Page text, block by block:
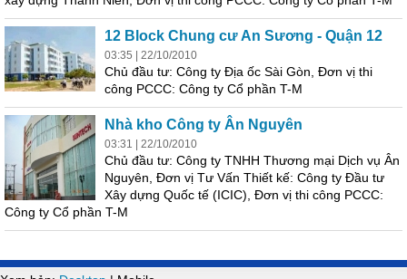
12 Block Chung cư An Sương - Quận 12
03:35 | 22/10/2010
Chủ đầu tư: Công ty Địa ốc Sài Gòn, Đơn vị thi
công PCCC: Công ty Cổ phần T-M
Nhà kho Công ty Ân Nguyên
03:31 | 22/10/2010
Chủ đầu tư: Công ty TNHH Thương mại Dịch vụ Ân
Nguyên, Đơn vị Tư Vấn Thiết kế: Công ty Đầu tư
Xây dựng Quốc tế (ICIC), Đơn vị thi công PCCC:
Công ty Cổ phần T-M